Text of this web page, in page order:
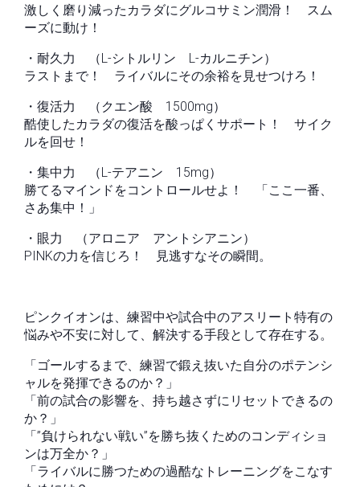
激しく磨り減ったカラダにグルコサミン潤滑！ スム
ーズに動け！
・耐久力 （L-シトルリン L-カルニチン）
ラストまで！ ライバルにその余裕を見せつけろ！
・復活力 （クエン酸 1500mg）
酷使したカラダの復活を酸っぱくサポート！ サイク
ルを回せ！
・集中力 （L-テアニン 15mg）
勝てるマインドをコントロールせよ！ 「ここ一番、
さあ集中！」
・眼力 （アロニア アントシアニン）
PINKの力を信じろ！ 見逃すなその瞬間。
ピンクイオンは、練習中や試合中のアスリート特有の
悩みや不安に対して、解決する手段として存在する。
「ゴールするまで、練習で鍛え抜いた自分のポテンシ
ャルを発揮できるのか？」
「前の試合の影響を、持ち越さずにリセットできるの
か？」
「”負けられない戦い”を勝ち抜くためのコンディショ
ンは万全か？」
「ライバルに勝つための過酷なトレーニングをこなす